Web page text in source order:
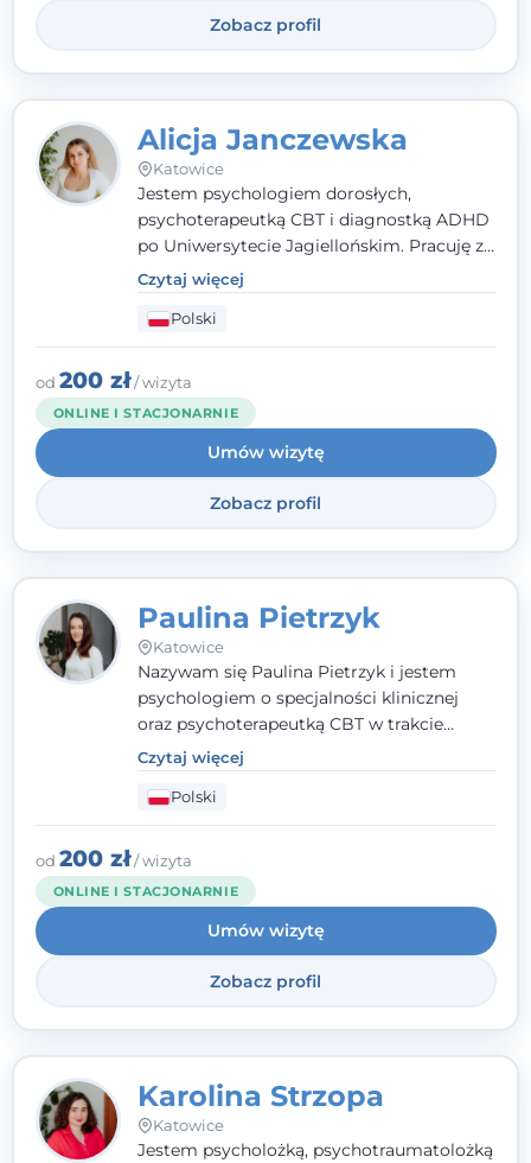
Zobacz profil
Alicja Janczewska
Katowice
Jestem psychologiem dorosłych,
psychoterapeutką CBT i diagnostką ADHD
po Uniwersytecie Jagiellońskim. Pracuję z
dorosłymi, młodzieżą i dziećmi, opierając
pomoc na zrozumieniu indywidualnych
potrzeb i więzi zbudowanej na zaufaniu.
Terapia to dla mnie bezpieczne miejsce, w
którym poczujesz się wysłuchany i
zrozumiany.
Czytaj więcej
Polski
od 200 zł/ wizyta
ONLINE I STACJONARNIE
Umów wizytę
Zobacz profil
Paulina Pietrzyk
Katowice
Nazywam się Paulina Pietrzyk i jestem
psychologiem o specjalności klinicznej
oraz psychoterapeutką CBT w trakcie
szkolenia. Pracuję z dorosłymi, którzy
szukają wsparcia w trudnych momentach -
w obliczu lęku, przewlekłego stresu,
natłoku myśli, obniżonego nastroju,
wypalenia czy kryzysu, a także po prostu
chcą lepiej poznać siebie.
Czytaj więcej
Polski
od 200 zł/ wizyta
ONLINE I STACJONARNIE
Umów wizytę
Zobacz profil
Karolina Strzopa
Katowice
Jestem psycholożką, psychotraumatolożką